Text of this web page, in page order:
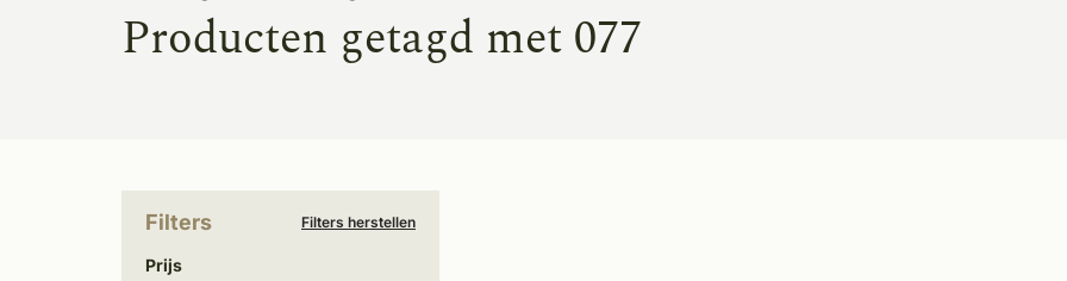
Producten getagd met 077
Filters Filters herstellen
Prijs